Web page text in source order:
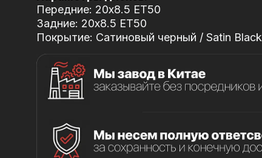
Передние: 20x8.5 ET50
Задние: 20x8.5 ET50
Покрытие: Сатиновый черный / Satin Black